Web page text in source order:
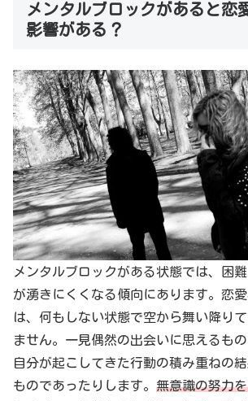
メンタルブロックがあると恋
影響がある？
メンタルブロックがある状態では、困
が湧きにくくなる傾向にあります。恋
は、何もしない状態で空から舞い降り
ません。一見偶然の出会いに思えるも
自分が起こしてきた行動の積み重ねの
ものであったりします。 無意識の努力